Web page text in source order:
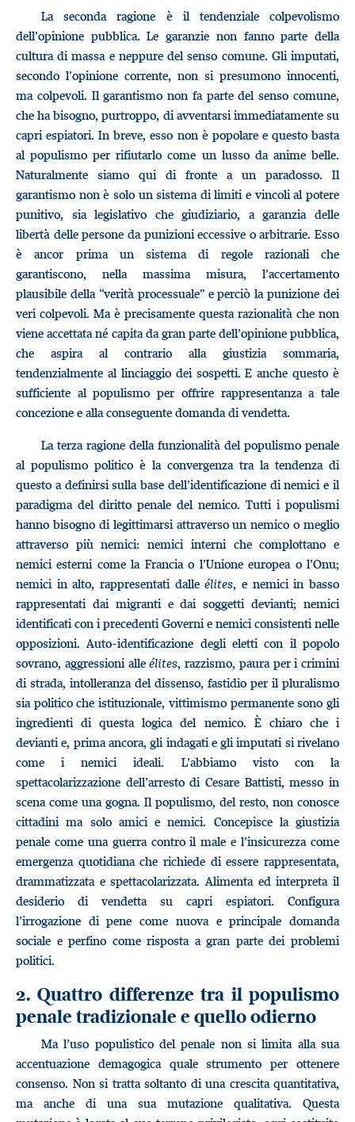
La seconda ragione è il tendenziale colpevolismo
dell’opinione pubblica. Le garanzie non fanno parte della
cultura di massa e neppure del senso comune. Gli imputati,
secondo l’opinione corrente, non si presumono innocenti,
ma colpevoli. Il garantismo non fa parte del senso comune,
che ha bisogno, purtroppo, di avventarsi immediatamente su
capri espiatori. In breve, esso non è popolare e questo basta
al populismo per rifiutarlo come un lusso da anime belle.
Naturalmente siamo qui di fronte a un paradosso. Il
garantismo non è solo un sistema di limiti e vincoli al potere
punitivo, sia legislativo che giudiziario, a garanzia delle
libertà delle persone da punizioni eccessive o arbitrarie. Esso
è ancor prima un sistema di regole razionali che
garantiscono, nella massima misura, l’accertamento
plausibile della “verità processuale” e perciò la punizione dei
veri colpevoli. Ma è precisamente questa razionalità che non
viene accettata né capita da gran parte dell’opinione pubblica,
che aspira al contrario alla giustizia sommaria,
tendenzialmente al linciaggio dei sospetti. E anche questo è
sufficiente al populismo per offrire rappresentanza a tale
concezione e alla conseguente domanda di vendetta.
La terza ragione della funzionalità del populismo penale
al populismo politico è la convergenza tra la tendenza di
questo a definirsi sulla base dell’identificazione di nemici e il
paradigma del diritto penale del nemico. Tutti i populismi
hanno bisogno di legittimarsi attraverso un nemico o meglio
attraverso più nemici: nemici interni che complottano e
nemici esterni come la Francia o l’Unione europea o l’Onu;
nemici in alto, rappresentati dalleélites, e nemici in basso
rappresentati dai migranti e dai soggetti devianti; nemici
identificati con i precedenti Governi e nemici consistenti nelle
opposizioni. Auto-identificazione degli eletti con il popolo
sovrano, aggressioni alleélites, razzismo, paura per i crimini
di strada, intolleranza del dissenso, fastidio per il pluralismo
sia politico che istituzionale, vittimismo permanente sono gli
ingredienti di questa logica del nemico. È chiaro che i
devianti e, prima ancora, gli indagati e gli imputati si rivelano
come i nemici ideali. L’abbiamo visto con la
spettacolarizzazione dell’arresto di Cesare Battisti, messo in
scena come una gogna. Il populismo, del resto, non conosce
cittadini ma solo amici e nemici. Concepisce la giustizia
penale come una guerra contro il male e l’insicurezza come
emergenza quotidiana che richiede di essere rappresentata,
drammatizzata e spettacolarizzata. Alimenta ed interpreta il
desiderio di vendetta su capri espiatori. Configura
l’irrogazione di pene come nuova e principale domanda
sociale e perfino come risposta a gran parte dei problemi
politici.
2. Quattro differenze tra il populismo
penale tradizionale e quello odierno
Ma l’uso populistico del penale non si limita alla sua
accentuazione demagogica quale strumento per ottenere
consenso. Non si tratta soltanto di una crescita quantitativa,
ma anche di una sua mutazione qualitativa. Questa